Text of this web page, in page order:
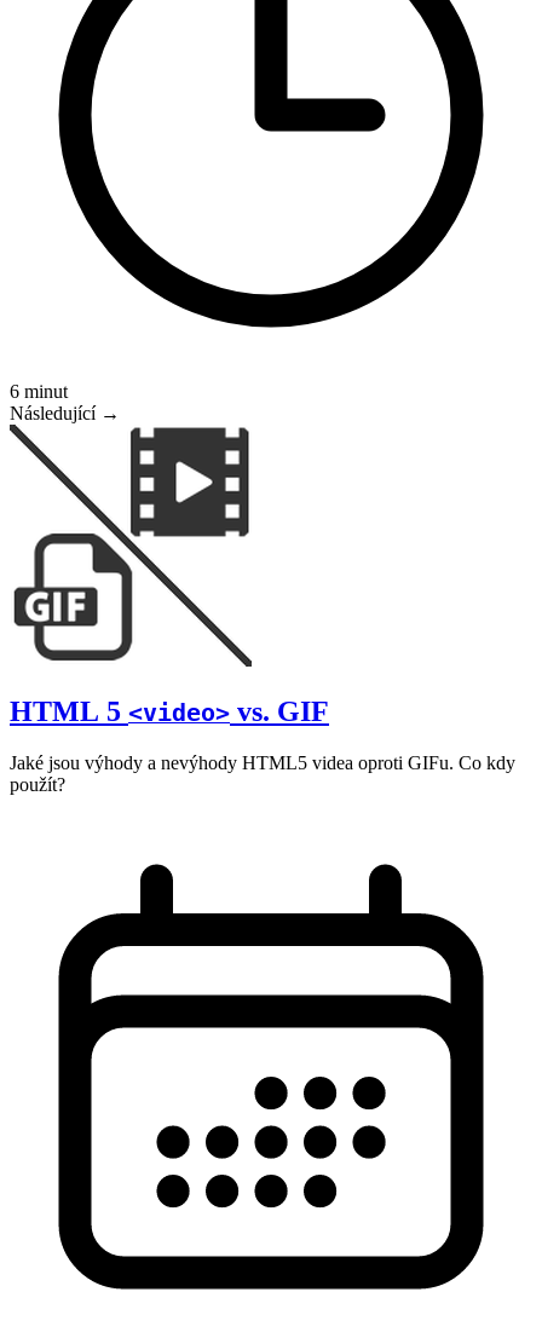
6 minut
Následující →
HTML 5 <video> vs. GIF
Jaké jsou výhody a nevýhody HTML5 videa oproti GIFu. Co kdy
použít?